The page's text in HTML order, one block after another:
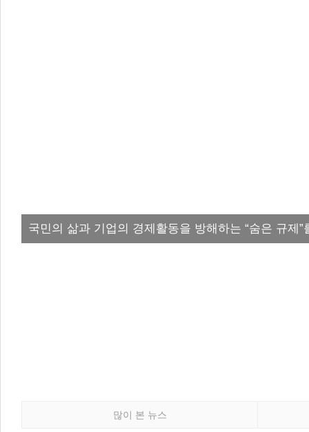
국민의 삶과 기업의 경제활동을 방해하는 “숨은 규제”
많이 본 뉴스